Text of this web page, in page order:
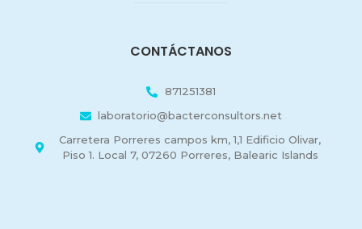
CONTÁCTANOS
871251381
laboratorio@bacterconsultors.net
Carretera Porreres campos km, 1,1 Edificio Olivar,
Piso 1. Local 7, 07260 Porreres, Balearic Islands